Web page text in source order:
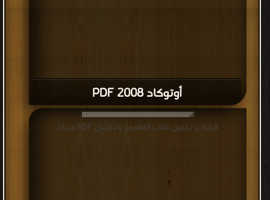
أوتوكاد 2008 PDF
قراءة و تحميل كتاب التصميم بالاكسل PDF مجانا